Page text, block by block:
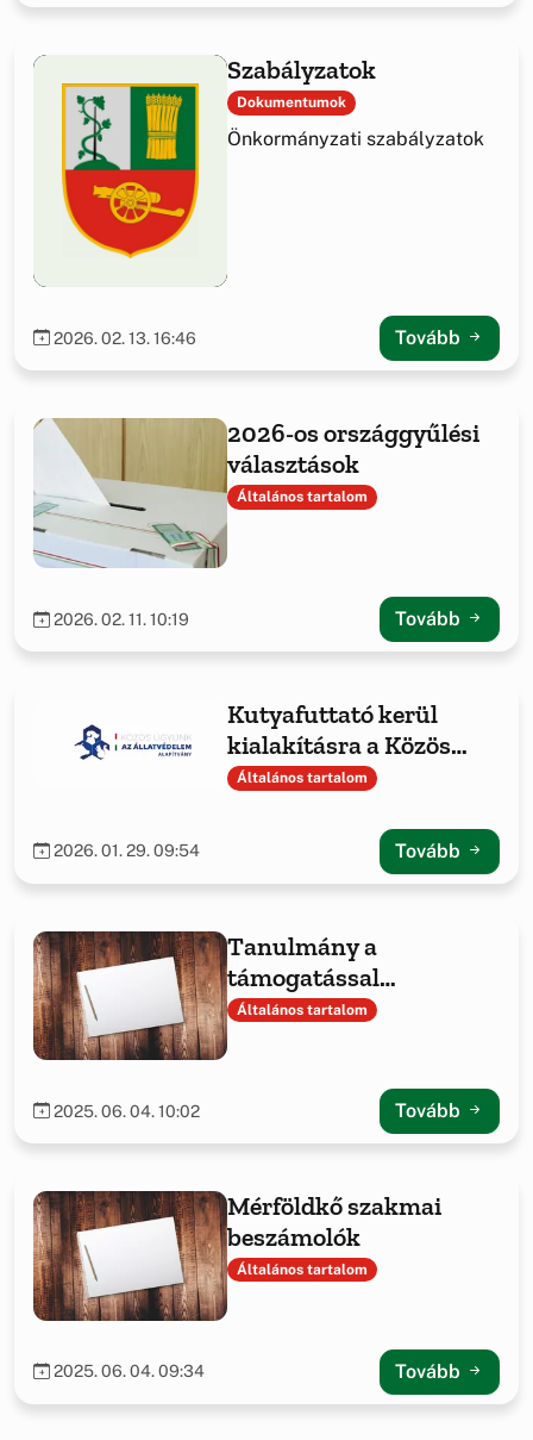
Szabályzatok
Dokumentumok
Önkormányzati szabályzatok
2026. 02. 13. 16:46 Tovább
2026-os országgyűlési
választások
Általános tartalom
2026. 02. 11. 10:19 Tovább
Kutyafuttató kerül
kialakításra a Közös
ügyünk az állatvédelem
támogatásával
Általános tartalom
2026. 01. 29. 09:54 Tovább
Tanulmány a
támogatással
megvalósult projekt
Általános tartalom
2025. 06. 04. 10:02 Tovább
Mérföldkő szakmai
beszámolók
Általános tartalom
2025. 06. 04. 09:34 Tovább